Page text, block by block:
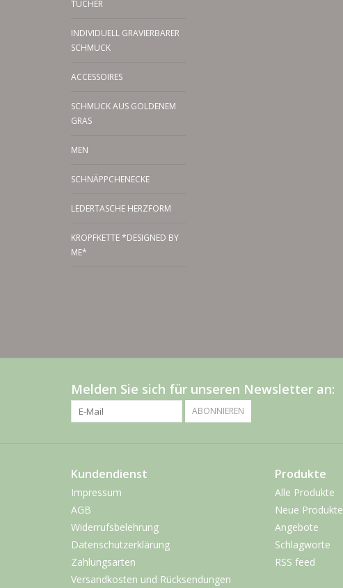
TÜCHER
INDIVIDUELL GRAVIERBARER
SCHMUCK
ACCESSOIRES
SCHMUCK AUS GOLDENEM
GRAS
MEN
SCHNÄPPCHENECKE
LEDERTASCHE HERZFORM
KROPFKETTE *DESIGNED BY
ME*
Melden Sie sich für unseren Newsletter an:
ABONNIEREN
Kundendienst
Impressum
AGB
Widerrufsbelehrung
Datenschutzerklärung
Zahlungsarten
Versandkosten und Rücksendungen
Produkte
Alle Produkte
Neue Produkte
Angebote
Schlagworte
RSS feed